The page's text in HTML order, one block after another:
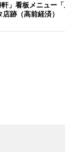
」看板メニュー「
跡（高前経済）